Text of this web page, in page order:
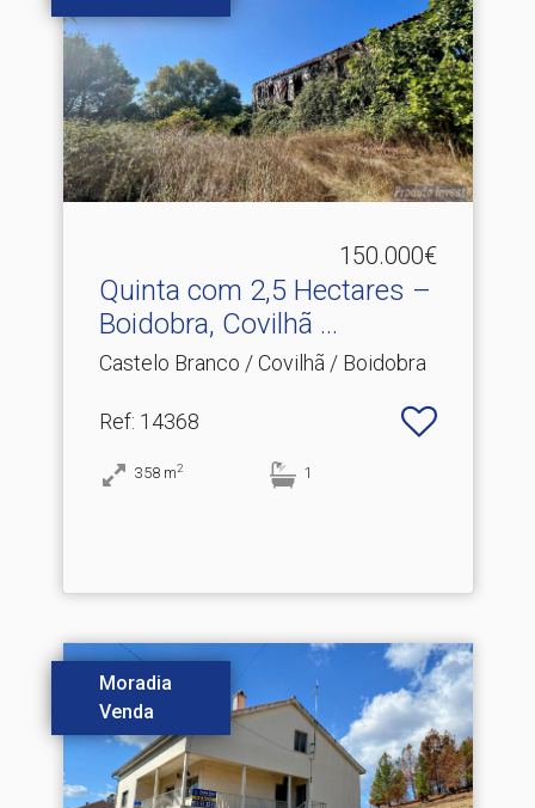
150.000€
Quinta com 2,5 Hectares –
Boidobra, Covilhã .​..
Castelo Branco / Covilhã / Boidobra
Ref: 14368
358 m2 1
Moradia
Venda